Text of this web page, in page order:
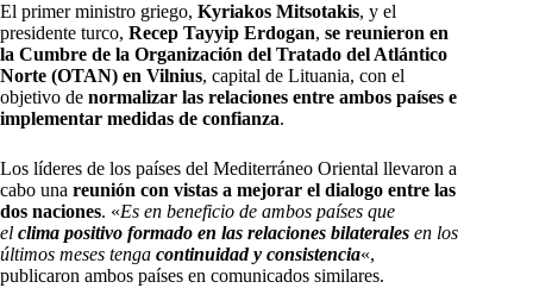
El primer ministro griego, Kyriakos Mitsotakis, y el
presidente turco, Recep Tayyip Erdogan, se reunieron en
la Cumbre de la Organización del Tratado del Atlántico
Norte (OTAN) en Vilnius, capital de Lituania, con el
objetivo de normalizar las relaciones entre ambos países e
implementar medidas de confianza.
Los líderes de los países del Mediterráneo Oriental llevaron a
cabo una reunión con vistas a mejorar el dialogo entre las
dos naciones. «Es en beneficio de ambos países que
el clima positivo formado en las relaciones bilaterales en los
últimos meses tenga continuidad y consistencia«,
publicaron ambos países en comunicados similares.